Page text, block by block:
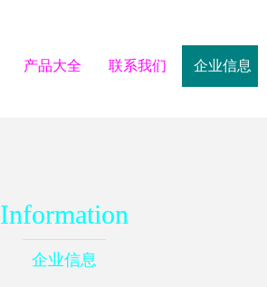
产品大全 联系我们 企业信息
Information
企业信息